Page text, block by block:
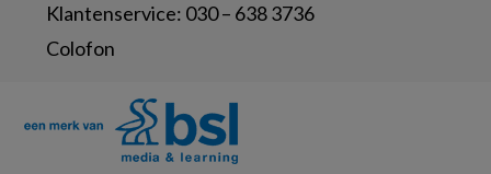
Klantenservice: 030 – 638 3736
Colofon